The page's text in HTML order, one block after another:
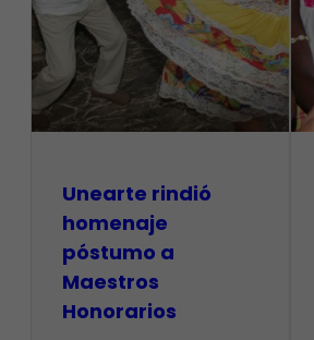
Unearte rindió
homenaje
póstumo a
Maestros
Honorarios